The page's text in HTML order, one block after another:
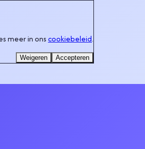
meer in onscookiebeleid.
Weigeren Accepteren